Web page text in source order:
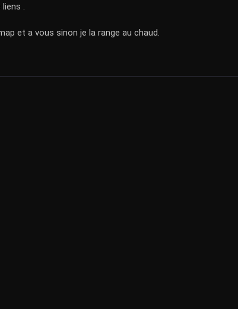
.
et a vous sinon je la range au chaud.